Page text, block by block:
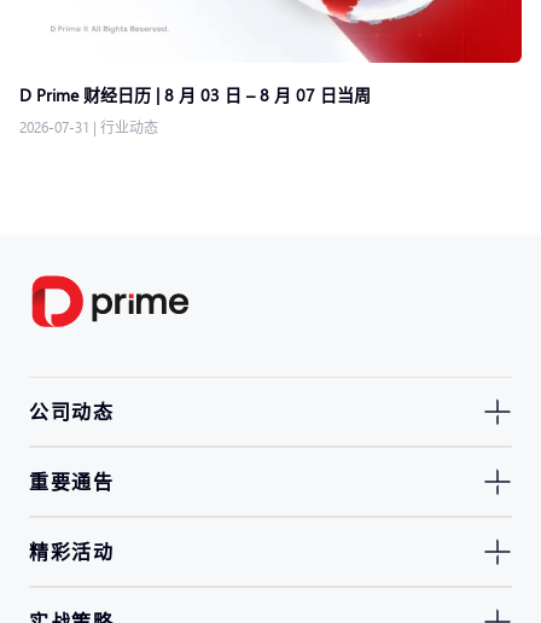
D Prime 财经日历 | 8 月 03 日 – 8 月 07 日当周
2026-07-31 | 行业动态
公司动态
重要通告
精彩活动